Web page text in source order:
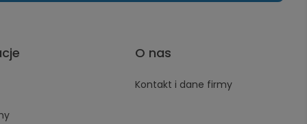
O nas
Kontakt i dane firmy